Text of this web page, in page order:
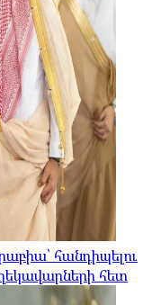
հանդիպելու
հետ